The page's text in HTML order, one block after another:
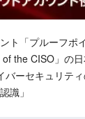
ト「プルーフポ
the CISO」の日
バーセキュリテ
識」